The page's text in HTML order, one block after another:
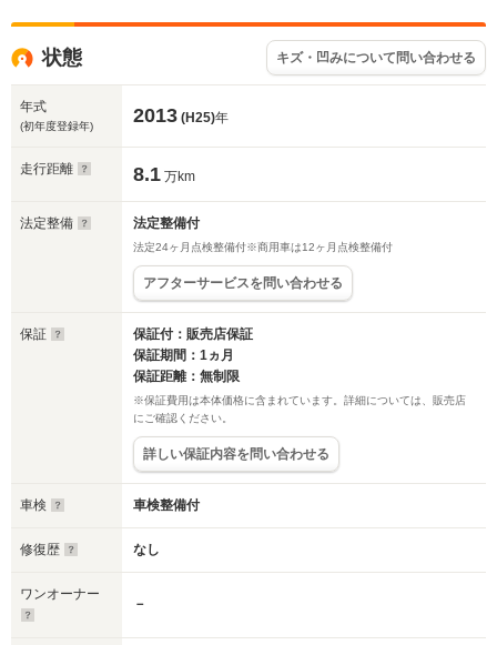
状態 キズ・凹みについて問い合わせる
年式
(初年度登録年) 2013 (H25)年
走行距離 8.1 万km
法定整備 法定整備付
法定24ヶ月点検整備付※商用車は12ヶ月点検整備付
アフターサービスを問い合わせる
保証
保証付：販売店保証
保証期間：1ヵ月
保証距離：無制限
※保証費用は本体価格に含まれています。詳細については、販売店
にご確認ください。
詳しい保証内容を問い合わせる
車検 車検整備付
修復歴 なし
ワンオーナー
－